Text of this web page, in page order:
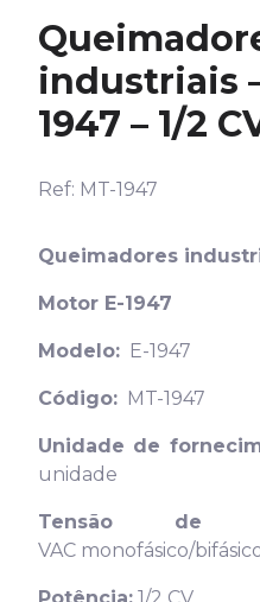
industriais
1947 – 1/2
Ref: MT-1947
Queimadores
Motor E-1947
Modelo: E-1947
Código: MT-1947
Unidade de
unidade
Tensão de
VAC monofásico/